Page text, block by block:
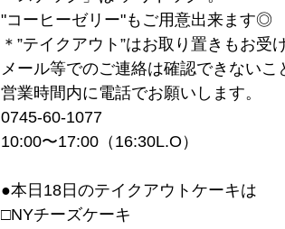
"コーヒーゼリー"もご用意出来ます◎
＊”テイクアウト”はお取り置きもお受
メール等でのご連絡は確認できないこ
営業時間内に電話でお願いします。
0745-60-1077
10:00〜17:00（16:30L.O）
●本日18日のテイクアウトケーキは
□NYチーズケーキ